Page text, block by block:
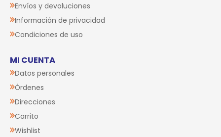
Envíos y devoluciones
Información de privacidad
Condiciones de uso
MI CUENTA
Datos personales
Órdenes
Direcciones
Carrito
Wishlist